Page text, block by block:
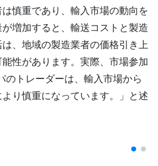
慎重であり、輸入市場の動向を
増加すると、輸送コストと製造
、地域の製造業者の価格引き上
性があります。実際、市場参加
のトレーダーは、輸入市場から
り慎重になっています。」と述